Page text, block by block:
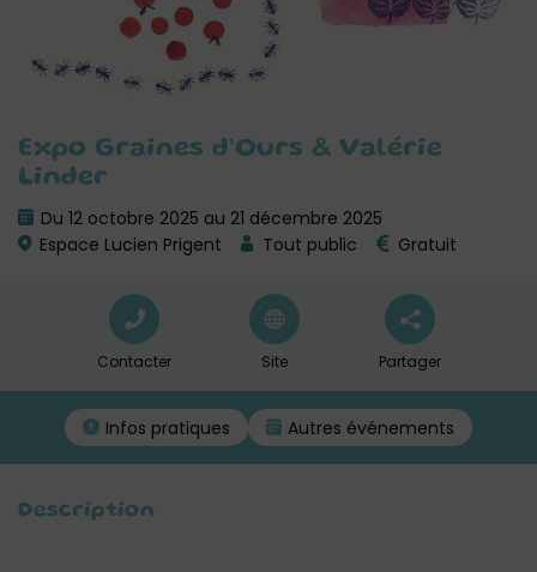
Expo Graines d’Ours & Valérie
Linder
Du 12 octobre 2025 au 21 décembre 2025
Espace Lucien Prigent
Tout public Gratuit
Contacter Site Partager
Infos pratiques Autres événements
Description